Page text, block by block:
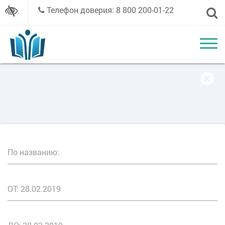
Телефон доверия: 8 800 200-01-22
По названию:
ОТ: 28.02.2019